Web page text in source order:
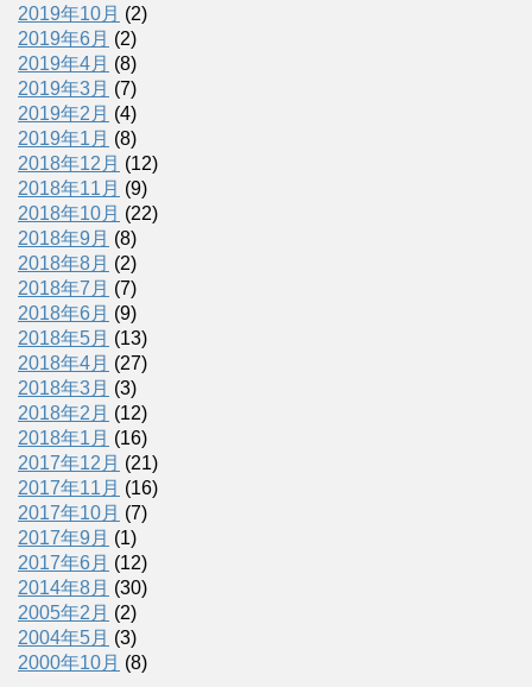
2019年10月 (2)
2019年6月 (2)
2019年4月 (8)
2019年3月 (7)
2019年2月 (4)
2019年1月 (8)
2018年12月 (12)
2018年11月 (9)
2018年10月 (22)
2018年9月 (8)
2018年8月 (2)
2018年7月 (7)
2018年6月 (9)
2018年5月 (13)
2018年4月 (27)
2018年3月 (3)
2018年2月 (12)
2018年1月 (16)
2017年12月 (21)
2017年11月 (16)
2017年10月 (7)
2017年9月 (1)
2017年6月 (12)
2014年8月 (30)
2005年2月 (2)
2004年5月 (3)
2000年10月 (8)